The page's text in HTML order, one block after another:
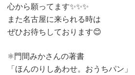
心から願ってます✨✨✨
また名古屋に来られる時は
ぜひお待ちしております😊
⚛️門間みかさんの著書
「ほんのりしあわせ。おうちパン」